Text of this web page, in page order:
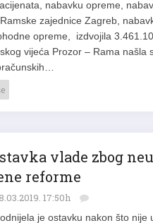
nabavku opreme,
zajednice Zagreb,
opreme, izdvojila
vijeća Prozor – Rama našla
vlade zbog
reforme
17:50h
je ostavku nakon što nije